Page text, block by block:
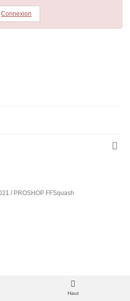
Connexion
/ PROSHOP FFSquash
Haut